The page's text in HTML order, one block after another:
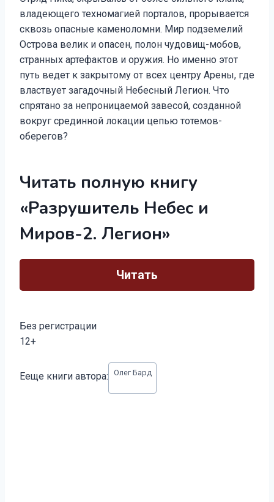
владеющего техномагией порталов, прорывается
сквозь опасные каменоломни. Мир подземелий
Острова велик и опасен, полон чудовищ-мобов,
странных артефактов и оружия. Но именно этот
путь ведет к закрытому от всех центру Арены, где
властвует загадочный Небесный Легион. Что
спрятано за непроницаемой завесой, созданной
вокруг срединной локации цепью тотемов-
оберегов?
Читать полную книгу
«Разрушитель Небес и
Миров-2. Легион»
Читать
Без регистрации
12+
записи:
Ееще книги автора: Олег Бард